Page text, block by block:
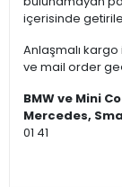
içerisinde
Anlaşmalı kargo
ve mail order
BMW ve Mini
Mercedes,
01 41